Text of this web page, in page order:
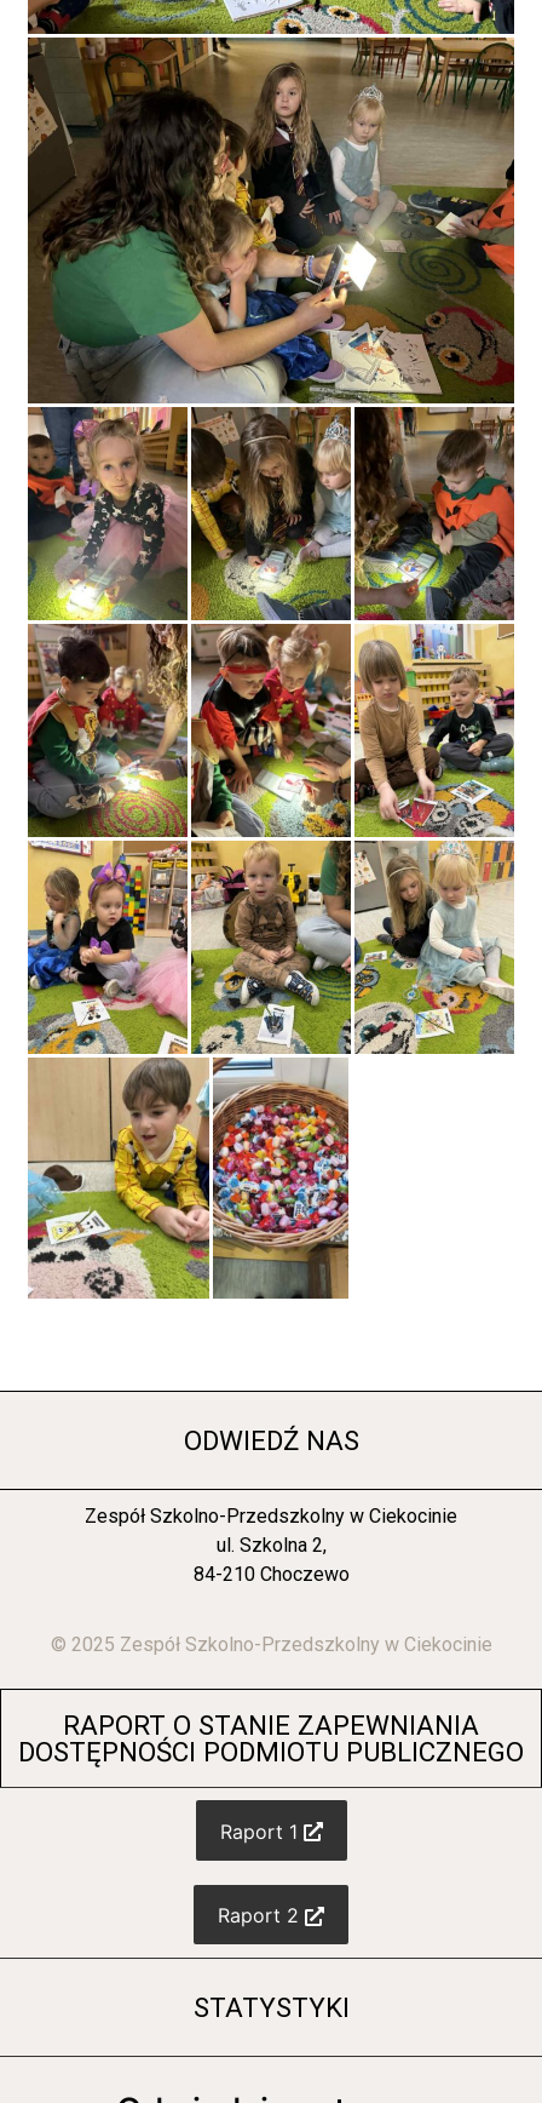
ODWIEDŹ NAS
Zespół Szkolno-Przedszkolny w Ciekocinie
ul. Szkolna 2,
84-210 Choczewo
© 2025 Zespół Szkolno-Przedszkolny w Ciekocinie
RAPORT O STANIE ZAPEWNIANIA
DOSTĘPNOŚCI PODMIOTU PUBLICZNEGO
Raport 1
Raport 2
STATYSTYKI